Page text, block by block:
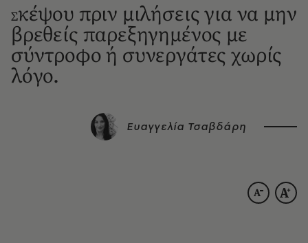
Σκέψου πριν μιλήσεις για να μην
βρεθείς παρεξηγημένος με
σύντροφο ή συνεργάτες χωρίς
λόγο.
Ευαγγελία Τσαβδάρη